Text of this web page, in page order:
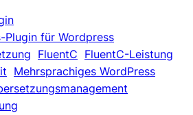
Plugin für Wordpress
FluentC FluentC-Leistung
Mehrsprachiges WordPress